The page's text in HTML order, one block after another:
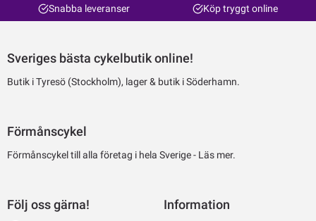
Snabba leveranser Köp tryggt online
Sveriges bästa cykelbutik online!
Butik i Tyresö (Stockholm), lager & butik i Söderhamn.
Förmånscykel
Förmånscykel till alla företag i hela Sverige - Läs mer.
Följ oss gärna! Information